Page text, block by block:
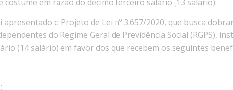
costume em razão do décimo terceiro salário (13 salário).
apresentado o Projeto de Lei nº 3.657/2020, que busca
do Regime Geral de Previdência Social (RGPS),
(14 salário) em favor dos que recebem os seguintes